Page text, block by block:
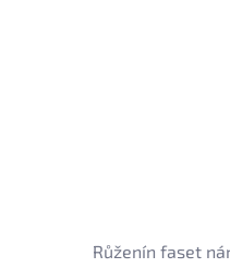
Růženín faset